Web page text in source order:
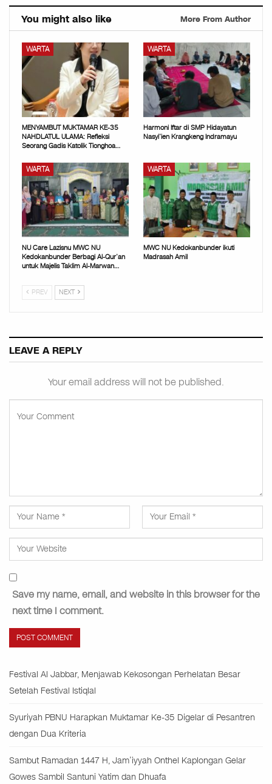
You might also like More From Author
WARTA
MENYAMBUT MUKTAMAR KE-35
NAHDLATUL ULAMA: Refleksi
Seorang Gadis Katolik Tionghoa…
WARTA
Harmoni Iftar di SMP Hidayatun
Nasyi’ien Krangkeng Indramayu
WARTA
NU Care Lazisnu MWC NU
Kedokanbunder Berbagi Al-Qur’an
untuk Majelis Taklim Al-Marwan…
WARTA
MWC NU Kedokanbunder ikuti
Madrasah Amil
PREV NEXT
LEAVE A REPLY
Your email address will not be published.
Save my name, email, and website in this browser for the
next time I comment.
Festival Al Jabbar, Menjawab Kekosongan Perhelatan Besar
Setelah Festival Istiqlal
Syuriyah PBNU Harapkan Muktamar Ke-35 Digelar di Pesantren
dengan Dua Kriteria
Sambut Ramadan 1447 H, Jam’iyyah Onthel Kaplongan Gelar
Gowes Sambil Santuni Yatim dan Dhuafa